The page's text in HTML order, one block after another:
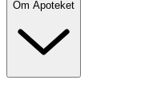
Om Apoteket